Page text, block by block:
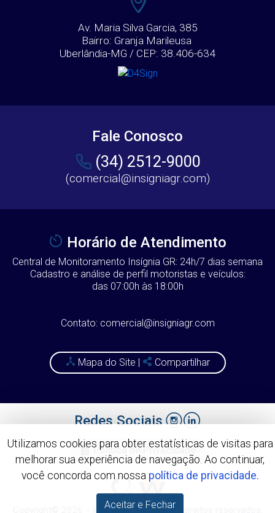
Av. Maria Silva Garcia, 385
Bairro: Granja Marileusa
Uberlândia-MG / CEP: 38.406-634
Fale Conosco
(34) 2512-9000
(comercial@insigniagr.com)
Horário de Atendimento
Central de Monitoramento Insígnia GR: 24h/7 dias semana
Cadastro e análise de perfil motoristas e veículos:
das 07:00h às 18:00h
Contato: comercial@insigniagr.com
Mapa do Site | Compartilhar
Redes Sociais
Política de Privacidade
Copyright© 2026 - Insignia GR. Todos os direitos reservados.
Utilizamos cookies para obter estatísticas de visitas para
melhorar sua experiência de navegação. Ao continuar,
você concorda com nossa política de privacidade.
Aceitar e Fechar